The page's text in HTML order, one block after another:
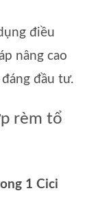
điều
nâng cao
đầu tư.
rèm tổ
1 Cici